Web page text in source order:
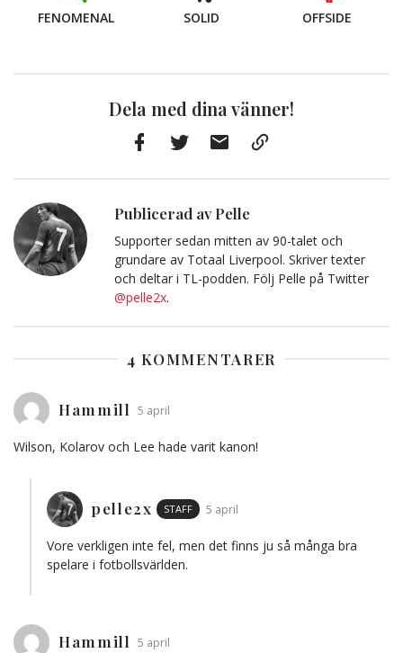
FENOMENAL SOLID OFFSIDE
Dela med dina vänner!
Publicerad av Pelle
Supporter sedan mitten av 90-talet och
grundare av Totaal Liverpool. Skriver texter
och deltar i TL-podden. Följ Pelle på Twitter
@pelle2x.
4 KOMMENTARER
Hammill 5 april
Wilson, Kolarov och Lee hade varit kanon!
pelle2x STAFF 5 april
Vore verkligen inte fel, men det finns ju så många bra
spelare i fotbollsvärlden.
Hammill 5 april